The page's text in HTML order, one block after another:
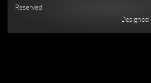
Reserved
Designed